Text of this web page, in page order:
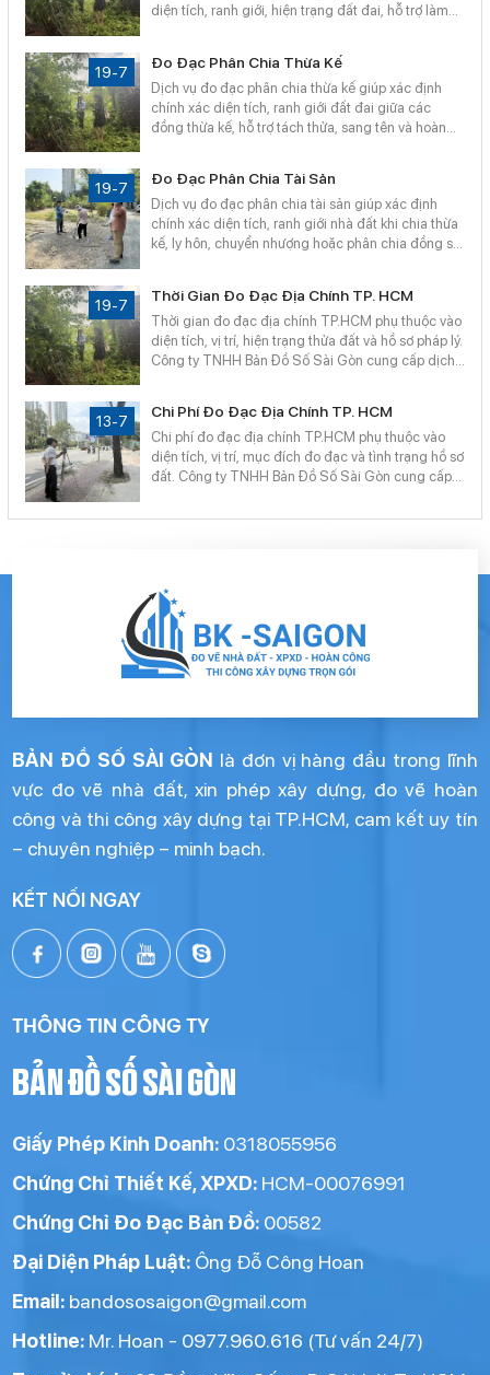
diện tích, ranh giới, hiện trạng đất đai, hỗ trợ làm
bảo kết quả đo nhanh chóng, chính xác.
19-7
Đo Đạc Phân Chia Thừa Kế
Dịch vụ đo đạc phân chia thừa kế giúp xác định
chính xác diện tích, ranh giới đất đai giữa các
đồng thừa kế, hỗ trợ tách thửa, sang tên và hoàn
nghiệp, nhanh chóng, chính xác tại TP.HCM.
19-7
Đo Đạc Phân Chia Tài Sản
Dịch vụ đo đạc phân chia tài sản giúp xác định
chính xác diện tích, ranh giới nhà đất khi chia thừa
kế, ly hôn, chuyển nhượng hoặc phân chia đồng sở
chóng, chính xác, hỗ trợ hoàn thiện hồ sơ pháp lý.
19-7
Thời Gian Đo Đạc Địa Chính TP. HCM
Thời gian đo đạc địa chính TP.HCM phụ thuộc vào
diện tích, vị trí, hiện trạng thửa đất và hồ sơ pháp lý.
Công ty TNHH Bản Đồ Số Sài Gòn cung cấp dịch
nghiệp, hỗ trợ hoàn thiện hồ sơ đất đai.
13-7
Chi Phí Đo Đạc Địa Chính TP. HCM
Chi phí đo đạc địa chính TP.HCM phụ thuộc vào
diện tích, vị trí, mục đích đo đạc và tình trạng hồ sơ
đất. Công ty TNHH Bản Đồ Số Sài Gòn cung cấp
thửa, đo hiện trạng nhà đất chính xác, nhanh
BẢN ĐỒ SỐ SÀI GÒN là đơn vị hàng đầu trong lĩnh
vực đo vẽ nhà đất, xin phép xây dựng, đo vẽ hoàn
công và thi công xây dựng tại TP.HCM, cam kết uy tín
– chuyên nghiệp – minh bạch.
KẾT NỐI NGAY
THÔNG TIN CÔNG TY
BẢN ĐỒ SỐ SÀI GÒN
Giấy Phép Kinh Doanh: 0318055956
Chứng Chỉ Thiết Kế, XPXD: HCM-00076991
Chứng Chỉ Đo Đạc Bản Đồ: 00582
Đại Diện Pháp Luật: Ông Đỗ Công Hoan
Email: bandososaigon@gmail.com
Hotline: Mr. Hoan - 0977.960.616 (Tư vấn 24/7)